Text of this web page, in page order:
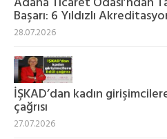
Başarı: 6 Yıldızlı
28.07.2026
İŞKAD’dan kadın
çağrısı
27.07.2026